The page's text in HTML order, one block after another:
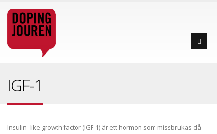
IGF-1
Insulin- like growth factor (IGF-1) är ett hormon som missbrukas då